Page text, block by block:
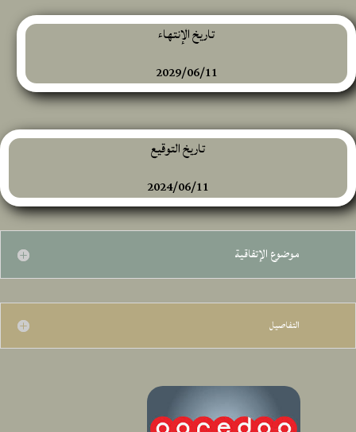
تاريخ الإنتهاء
2029/06/11
تاريخ التوقيع
2024/06/11
موضوع الإتفاقية
التفاصيل